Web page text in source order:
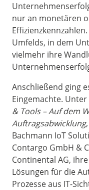
nur an monetären
Umfelds, in dem
vielmehr ihre
Anschließend ging
Eingemachte.
& Tools – Auf dem
Auftragsabwicklung
Bachmann IoT
Contargo GmbH &
Continental AG,
Lösungen für die
Prozesse aus IT-